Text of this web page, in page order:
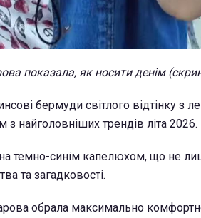
показала, як носити денім
бермуди світлого відтінку з
найголовніших трендів літа 2026.
темно-синім капелюхом, що не
та загадковості.
обрала максимально